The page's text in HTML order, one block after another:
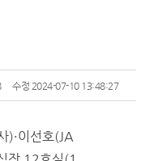
수정 2024-07-10 13:48:27
)·이선호(JA